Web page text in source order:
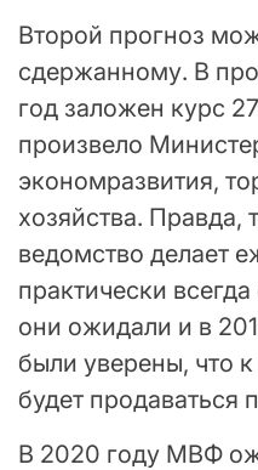
Второй прогноз
сдержанному. В
год заложен курс
произвело
экономразвития,
хозяйства. Правда,
ведомство делает
практически
они ожидали и в
были уверены, что
будет продаваться
В 2020 году МВФ